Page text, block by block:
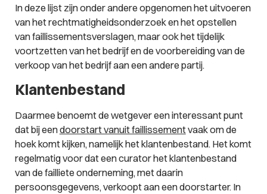
In deze lijst zijn onder andere opgenomen het uitvoeren
van het rechtmatigheidsonderzoek en het opstellen
van faillissementsverslagen, maar ook het tijdelijk
voortzetten van het bedrijf en de voorbereiding van de
verkoop van het bedrijf aan een andere partij.
Klantenbestand
Daarmee benoemt de wetgever een interessant punt
dat bij eendoorstart vanuit faillissementvaak om de
hoek komt kijken, namelijk het klantenbestand. Het komt
regelmatig voor dat een curator het klantenbestand
van de failliete onderneming, met daarin
persoonsgegevens, verkoopt aan een doorstarter. In